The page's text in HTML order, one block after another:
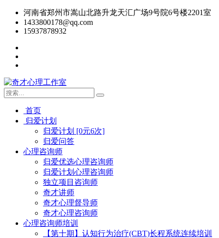
河南省郑州市嵩山北路升龙天汇广场9号院6号楼2201室
1433800178@qq.com
15937878932
首页
归爱计划
归爱计划 [0元6次]
归爱问答
心理咨询师
归爱优选心理咨询师
归爱计划心理咨询师
独立项目咨询师
奇才讲师
奇才心理督导师
奇才心理咨询师
心理咨询师培训
【第十期】认知行为治疗(CBT)长程系统连续培训